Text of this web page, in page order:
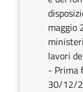
maggio
lavori
- Prima
30/12/